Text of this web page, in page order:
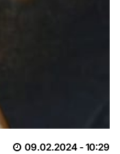
09.02.2024- 10:29